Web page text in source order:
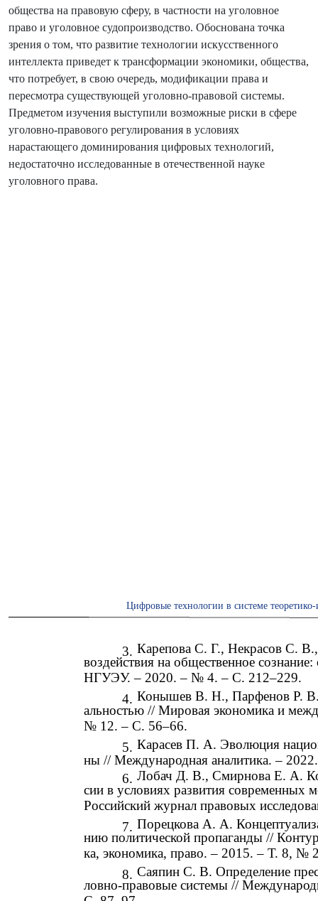
общества на правовую сферу, в частности на уголовное
право и уголовное судопроизводство. Обоснована точка
зрения о том, что развитие технологии искусственного
интеллекта приведет к трансформации экономики, общества,
что потребует, в свою очередь, модификации права и
пересмотра существующей уголовно-правовой системы.
Предметом изучения выступили возможные риски в сфере
уголовно-правового регулирования в условиях
нарастающего доминирования цифровых технологий,
недостаточно исследованные в отечественной науке
уголовного права.
Цифровые технологии в системе
3. Карепова С. Г., Некрасов С.
воздействия на общественное
НГУЭУ. – 2020. – № 4. – С. 212–229.
4. Конышев В. Н., Парфенов Р.
альностью // Мировая экономика и
№ 12. – С. 56–66.
5. Карасев П. А. Эволюция
ны // Международная аналитика. –
6. Лобач Д. В., Смирнова Е. А.
сии в условиях развития
Российский журнал правовых
7. Порецкова А. А.
нию политической пропаганды //
ка, экономика, право. – 2015. – Т. 8, №
8. Саяпин С. В. Определение
ловно-правовые системы //